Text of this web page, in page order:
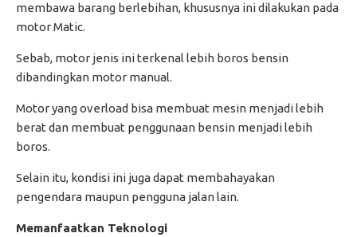
membawa barang berlebihan, khususnya ini dilakukan pada
motor Matic.
Sebab, motor jenis ini terkenal lebih boros bensin
dibandingkan motor manual.
Motor yang overload bisa membuat mesin menjadi lebih
berat dan membuat penggunaan bensin menjadi lebih
boros.
Selain itu, kondisi ini juga dapat membahayakan
pengendara maupun pengguna jalan lain.
Memanfaatkan Teknologi